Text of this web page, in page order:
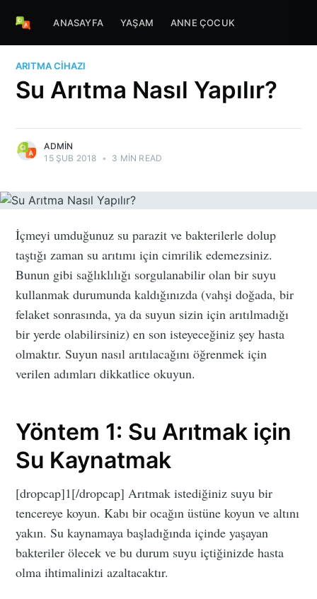
ANASAYFA YAŞAM ANNE ÇOCUK
ARITMA CIHAZI
Su Arıtma Nasıl Yapılır?
ADMIN
15 ŞUB 2018 • 3 MIN READ
İçmeyi umduğunuz su parazit ve bakterilerle dolup
taştığı zaman su arıtımı için cimrilik edemezsiniz.
Bunun gibi sağlıklılığı sorgulanabilir olan bir suyu
kullanmak durumunda kaldığınızda (vahşi doğada, bir
felaket sonrasında, ya da suyun sizin için arıtılmadığı
bir yerde olabilirsiniz) en son isteyeceğiniz şey hasta
olmaktır. Suyun nasıl arıtılacağını öğrenmek için
verilen adımları dikkatlice okuyun.
Yöntem 1: Su Arıtmak için
Su Kaynatmak
[dropcap]1[/dropcap] Arıtmak istediğiniz suyu bir
tencereye koyun. Kabı bir ocağın üstüne koyun ve altını
yakın. Su kaynamaya başladığında içinde yaşayan
bakteriler ölecek ve bu durum suyu içtiğinizde hasta
olma ihtimalinizi azaltacaktır.